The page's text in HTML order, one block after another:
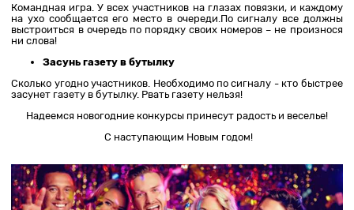
Командная игра. У всех участников на глазах повязки, и каждому
на ухо сообщается его место в очереди.По сигналу все должны
выстроиться в очередь по порядку своих номеров – не произнося
ни слова!
Засунь газету в бутылку
Сколько угодно участников. Необходимо по сигналу - кто быстрее
засунет газету в бутылку. Рвать газету нельзя!
Надеемся новогодние конкурсы принесут радость и веселье!
С наступающим Новым годом!